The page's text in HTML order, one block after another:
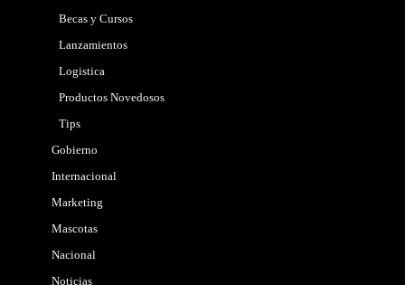
Becas y Cursos
Lanzamientos
Logistica
Productos Novedosos
Tips
Gobierno
Internacional
Marketing
Mascotas
Nacional
Noticias